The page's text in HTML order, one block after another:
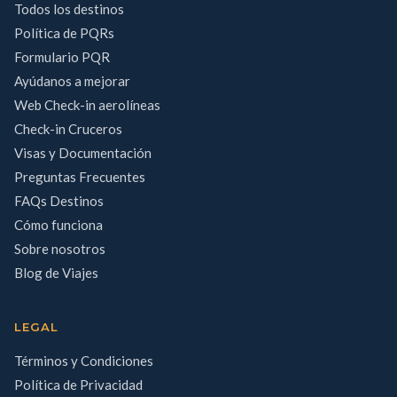
Todos los destinos
Política de PQRs
Formulario PQR
Ayúdanos a mejorar
Web Check-in aerolíneas
Check-in Cruceros
Visas y Documentación
Preguntas Frecuentes
FAQs Destinos
Cómo funciona
Sobre nosotros
Blog de Viajes
LEGAL
Términos y Condiciones
Política de Privacidad